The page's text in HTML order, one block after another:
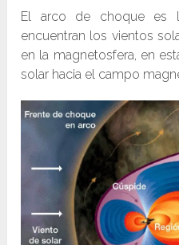
El arco de choque es
encuentran los vientos
en la magnetosfera, en
solar hacia el campo